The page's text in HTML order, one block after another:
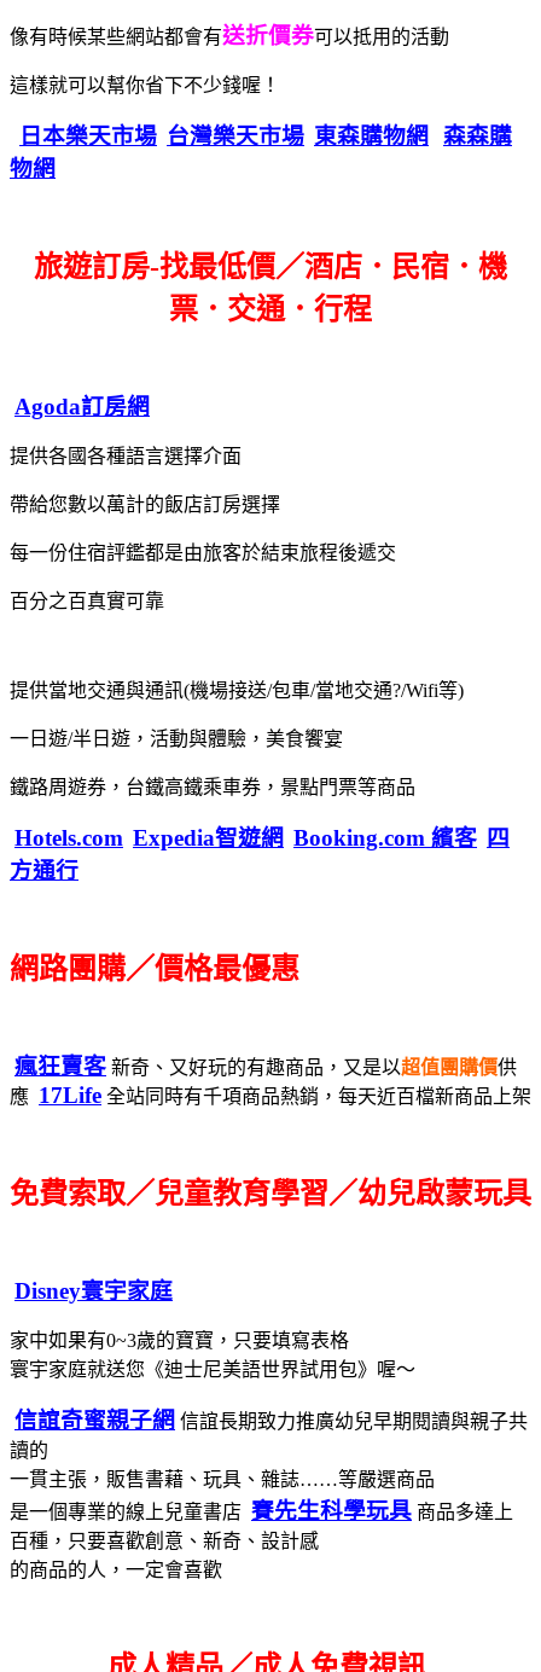
像有時候某些網站都會有送折價券可以抵用的活動
這樣就可以幫你省下不少錢喔！
日本樂天市場 台灣樂天市場 東森購物網
森森購
物網
旅遊訂房-找最低價／酒店．民宿．機
票．交通．行程
Agoda訂房網
提供各國各種語言選擇介面
帶給您數以萬計的飯店訂房選擇
每一份住宿評鑑都是由旅客於結束旅程後遞交
百分之百真實可靠
提供當地交通與通訊(機場接送/包車/當地交通?/Wifi等)
一日遊/半日遊，活動與體驗，美食饗宴
鐵路周遊券，台鐵高鐵乘車券，景點門票等商品
Hotels.com Expedia智遊網 Booking.com 繽客 四
方通行
網路團購／價格最優惠
瘋狂賣客 新奇、又好玩的有趣商品，又是以超值團購價供
應 17Life 全站同時有千項商品熱銷，每天近百檔新商品上架
免費索取／兒童教育學習／幼兒啟蒙玩具
Disney寰宇家庭
家中如果有0~3歲的寶寶，只要填寫表格
寰宇家庭就送您《迪士尼美語世界試用包》喔～
信誼奇蜜親子網 信誼長期致力推廣幼兒早期閱讀與親子共
讀的
一貫主張，販售書藉、玩具、雜誌……等嚴選商品
是一個專業的線上兒童書店 賽先生科學玩具 商品多達上
百種，只要喜歡創意、新奇、設計感
的商品的人，一定會喜歡